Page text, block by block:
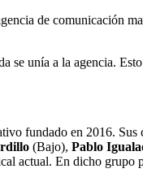
de comunicación
se unía a la agencia.
fundado en 2016. Sus
(Bajo), Pablo
actual. En dicho